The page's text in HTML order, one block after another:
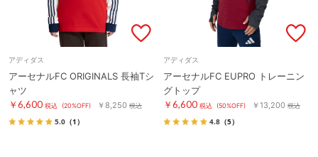
アディダス
アーセナルFC ORIGINALS 長袖Tシ
ャツ
￥6,600 税込 (20%OFF) ￥8,250 税込
5.0 （1）
アディダス
アーセナルFC EUPRO トレーニン
グトップ
￥6,600 税込 (50%OFF) ￥13,200 税込
4.8 （5）